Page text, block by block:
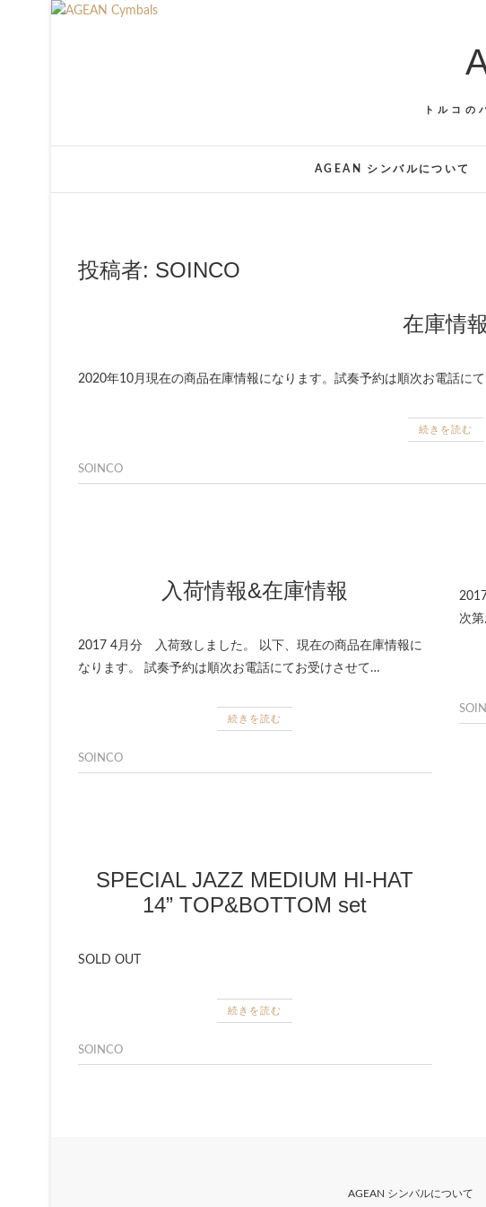
Skip
トルコの
AGEAN シンバルについて
投稿者: SOINCO
在庫情報
2020年10月現在の商品在庫情報になります。試奏予約は順次お電話に
続きを読む
SOINCO
入荷情報&在庫情報
2017 4月分 入荷致しました。 以下、現在の商品在庫情報に
なります。 試奏予約は順次お電話にてお受けさせて…
続きを読む
SOINCO
次
SPECIAL JAZZ MEDIUM HI-HAT
14” TOP&BOTTOM set
SOLD OUT
続きを読む
SOINCO
AGEAN シンバルについて